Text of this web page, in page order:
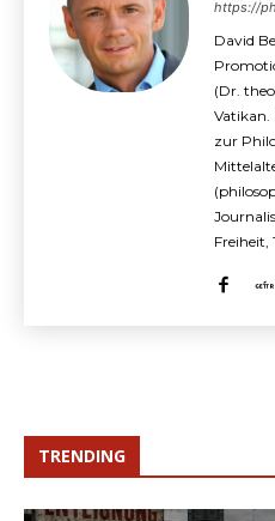
https://
David
(Dr.
Vatikan.
zur
Freiheit,
TRENDING